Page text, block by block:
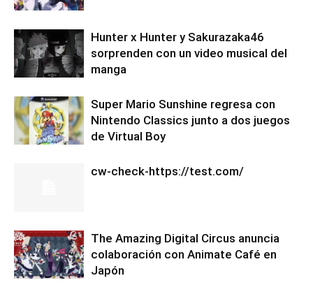
Hunter x Hunter y Sakurazaka46
sorprenden con un video musical del
manga
Super Mario Sunshine regresa con
Nintendo Classics junto a dos juegos
de Virtual Boy
cw-check-https://test.com/
The Amazing Digital Circus anuncia
colaboración con Animate Café en
Japón